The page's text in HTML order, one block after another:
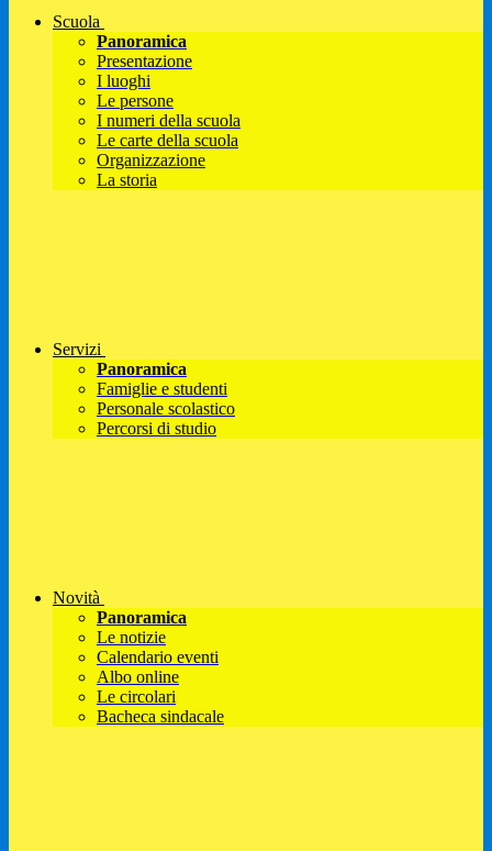
Scuola
Panoramica
Presentazione
I luoghi
Le persone
I numeri della scuola
Le carte della scuola
Organizzazione
La storia
Servizi
Panoramica
Famiglie e studenti
Personale scolastico
Percorsi di studio
Novità
Panoramica
Le notizie
Calendario eventi
Albo online
Le circolari
Bacheca sindacale